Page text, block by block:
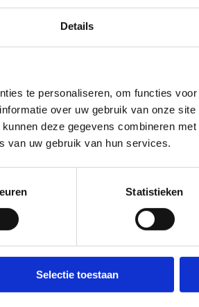
Details
te personaliseren, om functies
over uw gebruik van onze
deze gegevens combineren
van uw gebruik van hun services.
Statistieken
Selectie toestaan